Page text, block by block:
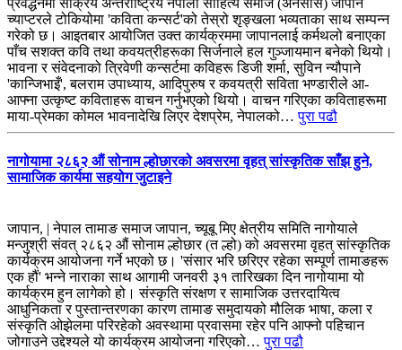
प्रवर्द्धनमा सक्रिय अन्तर्राष्ट्रिय नेपाली साहित्य समाज (अनेसास) जापान
च्याप्टरले टोकियोमा 'कविता कन्सर्ट'को तेस्रो शृङ्खला भव्यताका साथ सम्पन्न
गरेको छ। आइतबार आयोजित उक्त कार्यक्रममा जापानलाई कर्मथलो बनाएका
पाँच सशक्त कवि तथा कवयत्रीहरूका सिर्जनाले हल गुञ्जायमान बनेको थियो।
भावना र संवेदनाको त्रिवेणी कन्सर्टमा कविहरू डिजी शर्मा, सुविन न्यौपाने
'कान्जिभाइँ', बलराम उपाध्याय, आदिपुरुष र कवयत्री सविता भण्डारीले आ-
आफ्ना उत्कृष्ट कविताहरू वाचन गर्नुभएको थियो। वाचन गरिएका कविताहरूमा
माया-प्रेमका कोमल भावनादेखि लिएर देशप्रेम, नेपालको…पुरा पढौ
नागोयामा २८६२ औं सोनाम ल्होछारको अवसरमा वृहत् सांस्कृतिक साँझ हुने,
सामाजिक कार्यमा सहयोग जुटाइने
जापान, | नेपाल तामाङ समाज जापान, च्यूबू मिए क्षेत्रीय समिति नागोयाले
मन्जुश्री संवत् २८६२ औं सोनाम ल्होछार (त ल्हो) को अवसरमा वृहत् सांस्कृतिक
कार्यक्रम आयोजना गर्ने भएको छ। 'संसार भरि छरिएर रहेका सम्पूर्ण तामाङहरू
एक हौं' भन्ने नाराका साथ आगामी जनवरी ३१ तारिखका दिन नागोयामा यो
कार्यक्रम हुन लागेको हो। संस्कृति संरक्षण र सामाजिक उत्तरदायित्व
आधुनिकता र पुस्तान्तरणका कारण तामाङ समुदायको मौलिक भाषा, कला र
संस्कृति ओझेलमा परिरहेको अवस्थामा प्रवासमा रहेर पनि आफ्नो पहिचान
जोगाउने उद्देश्यले यो कार्यक्रम आयोजना गरिएको…पुरा पढौ